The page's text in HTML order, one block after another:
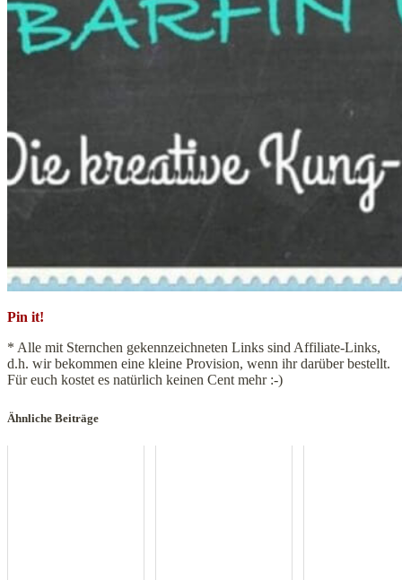
Pin it!
* Alle mit Sternchen gekennzeichneten Links sind Affiliate-Links,
d.h. wir bekommen eine kleine Provision, wenn ihr darüber bestellt.
Für euch kostet es natürlich keinen Cent mehr :-)
Ähnliche Beiträge